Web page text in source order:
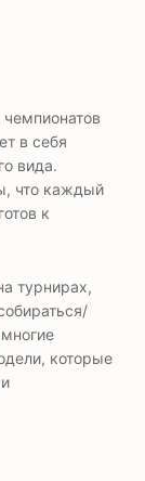
в себя
вида.
что каждый
к
турнирах,
которые